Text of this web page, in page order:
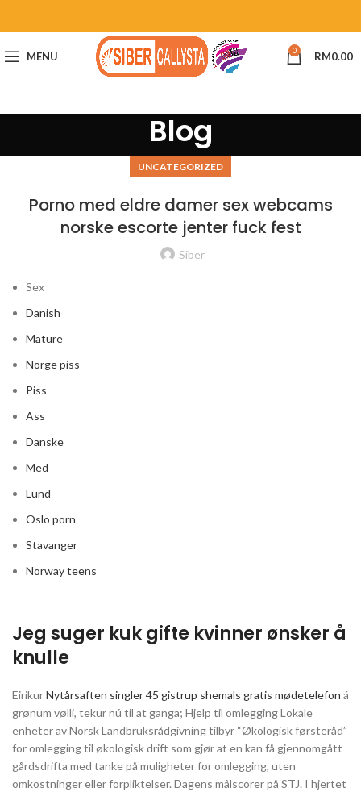
MENU 0 RM0.00
Blog
UNCATEGORIZED
Porno med eldre damer sex webcams
norske escorte jenter fuck fest
Siber
Sex
Danish
Mature
Norge piss
Piss
Ass
Danske
Med
Lund
Oslo porn
Stavanger
Norway teens
Jeg suger kuk gifte kvinner ønsker å
knulle
EirikurNytårsaften singler 45 gistrup shemals gratis mødetelefon á
grønum vølli, tekur nú til at ganga; Hjelp til omlegging Lokale
enheter av Norsk Landbruksrådgivning tilbyr “Økologisk førsteråd”
for omlegging til økologisk drift som gjør at en kan få gjennomgått
gårdsdrifta med tanke på muligheter for omlegging, uten
omkostninger eller forpliktelser. Dagens målscorer på STJ. I hjertet